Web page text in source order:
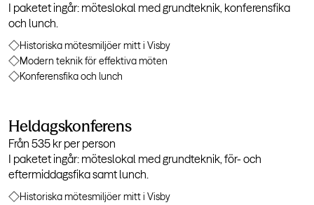
I paketet ingår: möteslokal med grundteknik, konferensfika
och lunch.
Historiska mötesmiljöer mitt i Visby
Modern teknik för effektiva möten
Konferensfika och lunch
Heldagskonferens
Från 535 kr per person
I paketet ingår: möteslokal med grundteknik, för- och
eftermiddagsfika samt lunch.
Historiska mötesmiljöer mitt i Visby